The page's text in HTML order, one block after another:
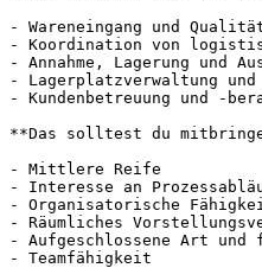
- Wareneingang und
- Koordination von
- Annahme, Lagerung und
- Lagerplatzverwaltung und
- Kundenbetreuung und -
**Das solltest du
- Mittlere Reife
- Interesse an
- Organisatorische
- Räumliches
- Aufgeschlossene Art
- Teamfähigkeit